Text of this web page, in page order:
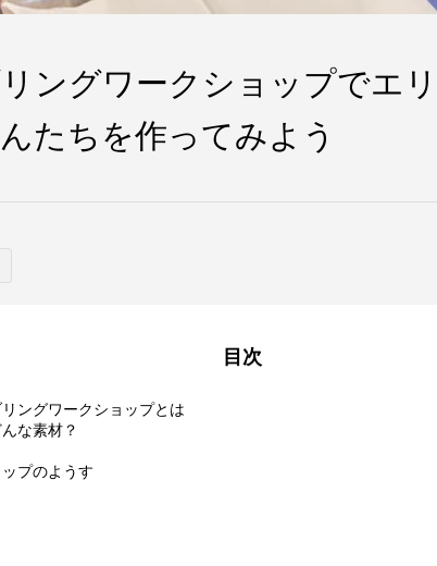
ングワークショップでエ
たちを作ってみよう
目次
ングワークショップとは
な素材？
プのようす